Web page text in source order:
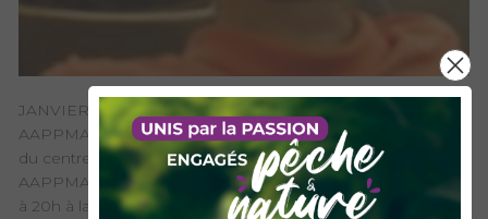
JANVIER
AAPPMA de Flumet : Vendredi 9 janvier 2026 à 19h à la salle
du centre social de Flumet.
AAPPMA de la Gaule des Coudans : Vendredi 9 janvier 2026
à 20h à la salle des fêtes de St-Thibaud-de-Couz.